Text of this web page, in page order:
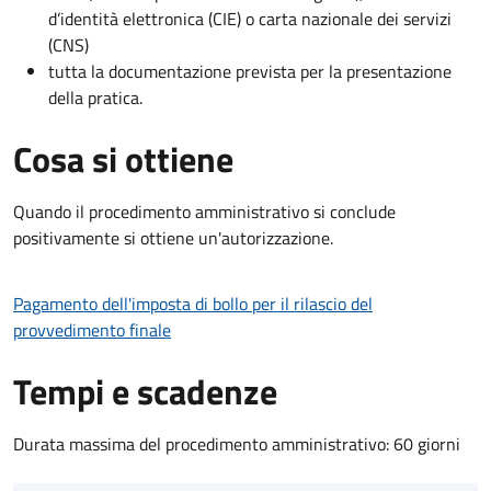
d’identità elettronica (CIE) o carta nazionale dei servizi
(CNS)
tutta la documentazione prevista per la presentazione
della pratica.
Cosa si ottiene
Quando il procedimento amministrativo si conclude
positivamente si ottiene un'autorizzazione.
Pagamento dell'imposta di bollo per il rilascio del
provvedimento finale
Tempi e scadenze
Durata massima del procedimento amministrativo: 60 giorni